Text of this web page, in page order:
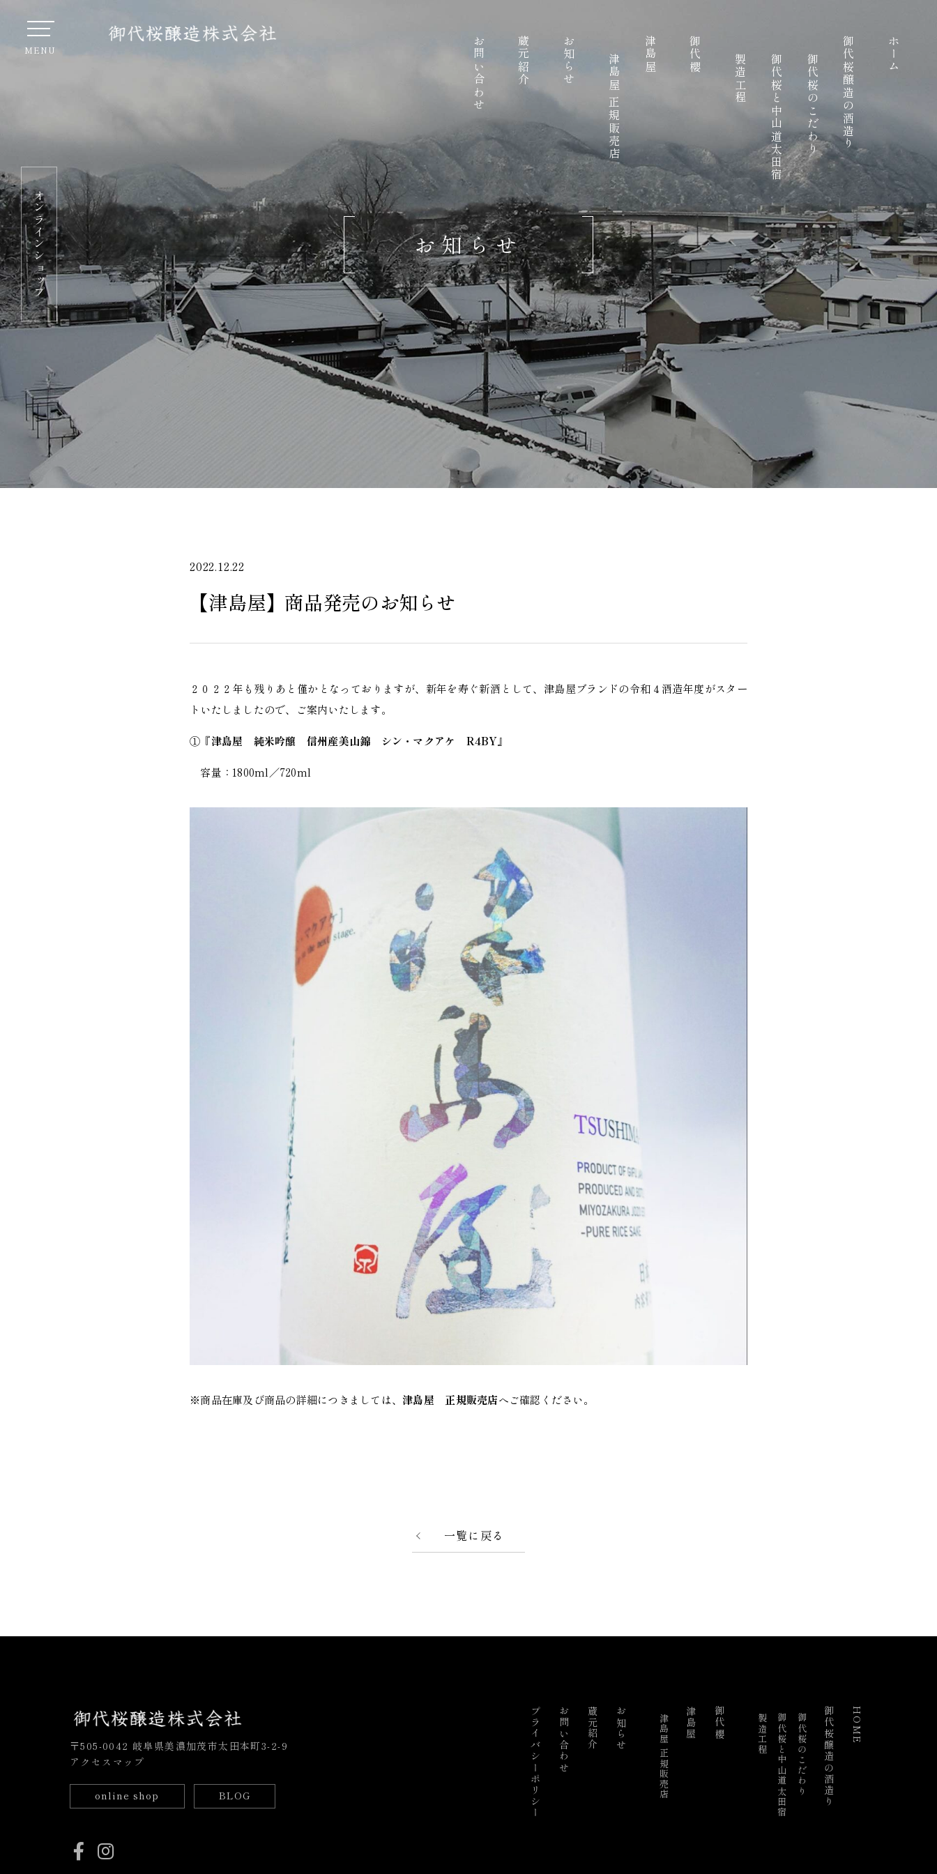
ホーム
御代桜醸造の酒造り
御代桜のこだわり
御代桜と中山道太田宿
製造工程
御代櫻
津島屋
津島屋 正規販売店
お知らせ
蔵元紹介
お問い合わせ
お知らせ
2022.12.22
【津島屋】商品発売のお知らせ
２０２２年も残りあと僅かとなっておりますが、新年を寿ぐ新酒として、津島屋ブランドの令和４酒造年度がスター
トいたしましたので、ご案内いたします。
①『津島屋 純米吟醸 信州産美山錦 シン・マクアケ R4BY』
容量：1800ml／720ml
※商品在庫及び商品の詳細につきましては、 津島屋 正規販売店へご確認ください。
一覧に戻る
〒505-0042 岐阜県美濃加茂市太田本町3-2-9
アクセスマップ
online shop BLOG
HOME
御代桜醸造の酒造り
御代桜のこだわり
御代桜と中山道太田宿
製造工程
御代櫻
津島屋
津島屋 正規販売店
お知らせ
蔵元紹介
お問い合わせ
プライバシーポリシー
オンラインショップ